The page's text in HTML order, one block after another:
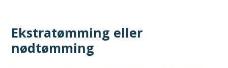
Ekstratømming eller
nødtømming